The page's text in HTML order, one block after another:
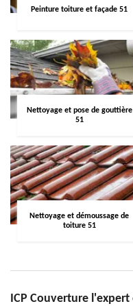
Peinture toiture et façade 51
Nettoyage et pose de gouttière
51
Nettoyage et démoussage de
toiture 51
ICP Couverture